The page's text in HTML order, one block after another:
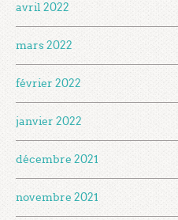
avril 2022
mars 2022
février 2022
janvier 2022
décembre 2021
novembre 2021